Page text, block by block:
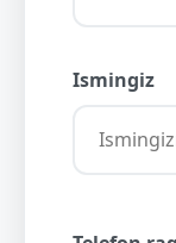
Ismingiz